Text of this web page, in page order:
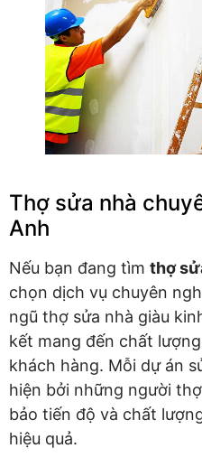
Thợ sửa nhà
Anh
Nếu bạn đang tìm thợ
chọn dịch vụ chuyên
ngũ thợ sửa nhà giàu
kết mang đến chất
khách hàng. Mỗi dự án
hiện bởi những người
bảo tiến độ và chất
hiệu quả.